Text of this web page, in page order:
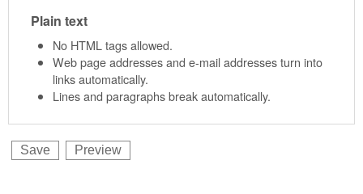
Plain text
No HTML tags allowed.
Web page addresses and e-mail addresses turn into
links automatically.
Lines and paragraphs break automatically.